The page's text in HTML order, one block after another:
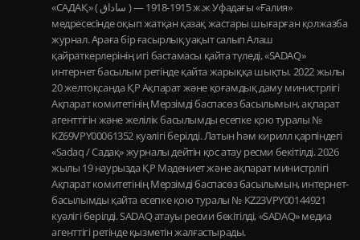
«САДАҚ» ( ساداق ) — 1915-1918 ж.ж Уфадағы «Ғалия»
медресесінде оқып жатқан қазақ жастары шығарған қолжазба
журнал. Араға бір ғасырлық уақыт салып Алаш
қайраткерлерінің игі бастамасы қайта түледі, «SADAQ»
интернет басылым ретінде қайта жарыққа шықты. 2022 жылы
20 желтоқсанда ҚР Ақпарат және қоғамдық даму министрлігі
Ақпарат комитетінің Мерзімді баспасөз басылымын, ақпарат
агенттігін және желілік басылымды есепке қою туралы №
KZ69VPY00061352 куәлігі берілді. Латын һәм кирилл қарпіндегі
«Sadaq / Садақ» журналы дейтін қос атау ресми бекітілді. 2026
жылы 19 наурызда ҚР Мәдениет және ақпарат министрлігі
Ақпарат комитетінің Мерзімді баспасөз басылымын, интернет-
басылымды қайта есепке қою туралы № KZ23VPY00144921
куәлігі берілді. SADAQ атауы ресми бекітілді, «SADAQ» медиа
агенттігі ретінде қызметін жалғастырады.